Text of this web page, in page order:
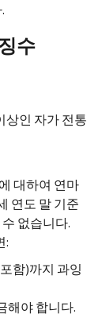
수
상인 자가 전통
대하여 연마
연도 말 기준
없습니다.
:
함)까지 과잉
해야 합니다.